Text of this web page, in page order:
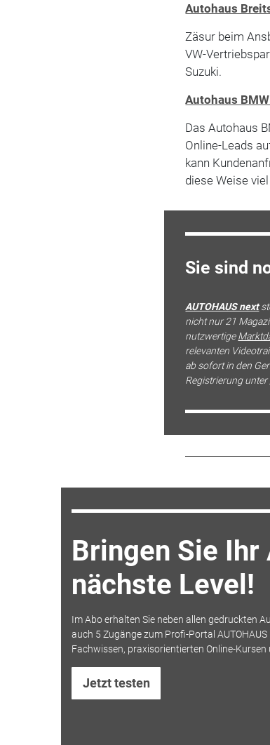
Autohaus
Zäsur beim
VW-
Suzuki.
Autohaus
Das Autohaus
Online-Leads
kann
diese Weise
Sie sind
AUTOHAUS next
nicht nur 21
nutzwertige
relevanten
ab sofort in den
Registrierung unter
Bringen Sie Ihr
nächste Level!
Im Abo erhalten Sie neben allen gedruckten
auch 5 Zugänge zum Profi-Portal
Fachwissen, praxisorientierten Online-
Jetzt testen